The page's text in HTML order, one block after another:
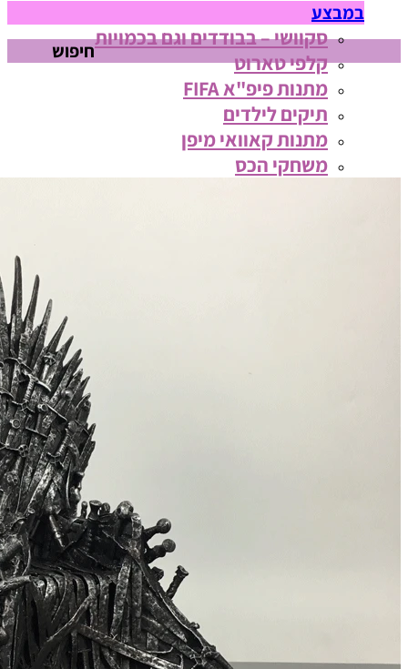
במבצע
סקוושי – בבודדים וגם בכמויות
קלפי טארוט
מתנות פיפ"א FIFA
תיקים לילדים
מתנות קאוואי מיפן
משחקי הכס
חיפוש